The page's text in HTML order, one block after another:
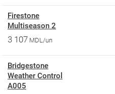
Firestone
Multiseason 2
3 107 MDL/un
Bridgestone
Weather Control
A005